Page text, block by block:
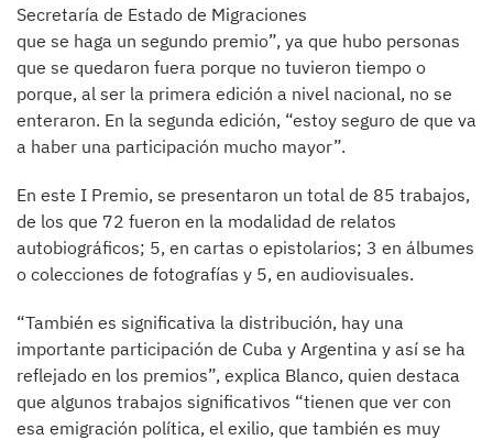
Secretaría de Estado de Migraciones
que se haga un segundo premio”, ya que hubo personas
que se quedaron fuera porque no tuvieron tiempo o
porque, al ser la primera edición a nivel nacional, no se
enteraron. En la segunda edición, “estoy seguro de que va
a haber una participación mucho mayor”.
En este I Premio, se presentaron un total de 85 trabajos,
de los que 72 fueron en la modalidad de relatos
autobiográficos; 5, en cartas o epistolarios; 3 en álbumes
o colecciones de fotografías y 5, en audiovisuales.
“También es significativa la distribución, hay una
importante participación de Cuba y Argentina y así se ha
reflejado en los premios”, explica Blanco, quien destaca
que algunos trabajos significativos “tienen que ver con
esa emigración política, el exilio, que también es muy